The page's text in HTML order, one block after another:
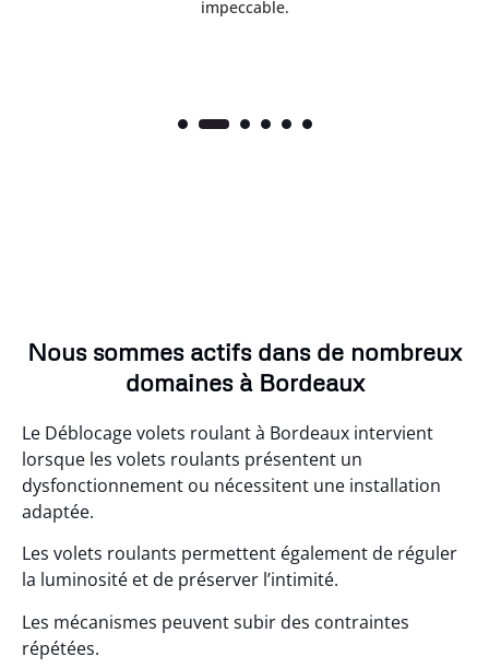
impeccable.
Nous sommes actifs dans de nombreux
domaines à Bordeaux
Le Déblocage volets roulant à Bordeaux intervient
lorsque les volets roulants présentent un
dysfonctionnement ou nécessitent une installation
adaptée.
Les volets roulants permettent également de réguler
la luminosité et de préserver l’intimité.
Les mécanismes peuvent subir des contraintes
répétées.